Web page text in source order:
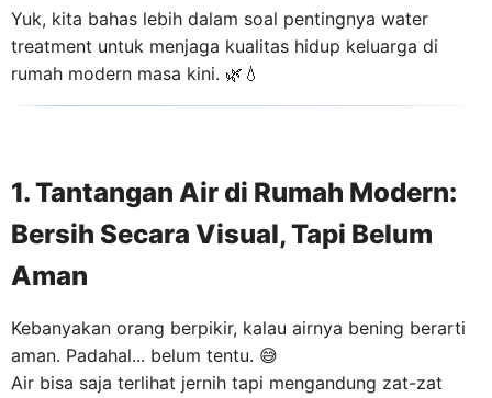
Yuk, kita bahas lebih dalam soal pentingnya water
treatment untuk menjaga kualitas hidup keluarga di
rumah modern masa kini. 🌿💧
1. Tantangan Air di Rumah Modern:
Bersih Secara Visual, Tapi Belum
Aman
Kebanyakan orang berpikir, kalau airnya bening berarti
aman. Padahal... belum tentu. 😅
Air bisa saja terlihat jernih tapi mengandung zat-zat